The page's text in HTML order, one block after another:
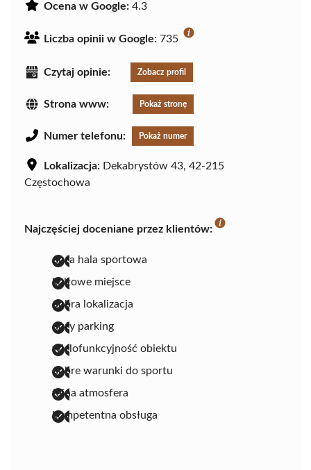
Ocena w Google: 4.3
Liczba opinii w Google: 735
Czytaj opinie: Zobacz profil
Strona www: Pokaż stronę
Numer telefonu: Pokaż numer
Lokalizacja: Dekabrystów 43, 42-215
Częstochowa
Najczęściej doceniane przez klientów:
duża hala sportowa
kultowe miejsce
dobra lokalizacja
duży parking
wielofunkcyjność obiektu
dobre warunki do sportu
fajna atmosfera
kompetentna obsługa